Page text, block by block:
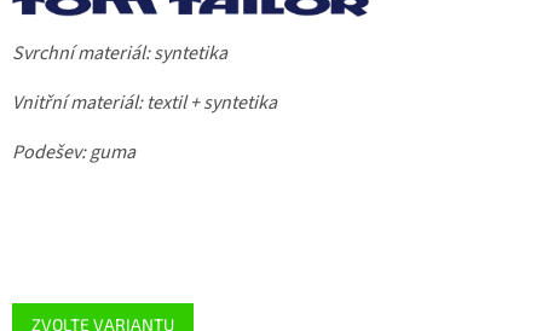
ZVOLTE VARIANTU
Svrchní materiál: syntetika
Vnitřní materiál: textil + syntetika
Podešev: guma